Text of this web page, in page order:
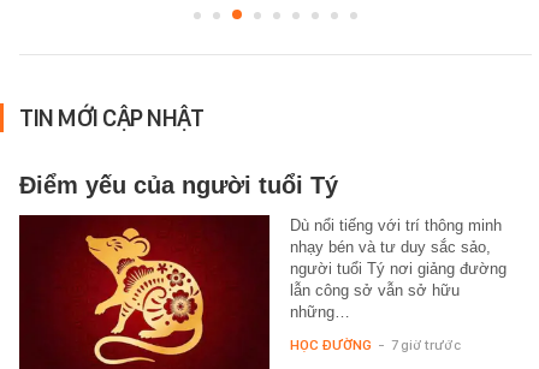
TIN MỚI CẬP NHẬT
Điểm yếu của người tuổi Tý
Dù nổi tiếng với trí thông minh
nhạy bén và tư duy sắc sảo,
người tuổi Tý nơi giảng đường
lẫn công sở vẫn sở hữu
những…
HỌC ĐƯỜNG - 7 giờ trước